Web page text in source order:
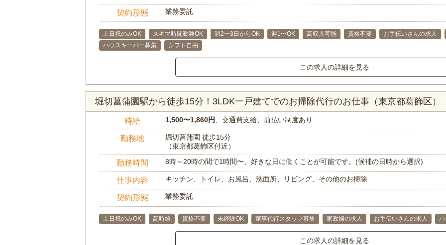
契約形態 業務委託
土日祝のみOK スキマ時間勤務OK 週2〜3日からOK 週1〜OK 高収入可能 資格不要
お手伝いさんの求人
ハウスキーパー募集
シフト自由
この求人の詳細を見る
堀切菖蒲園駅から徒歩15分！3LDK一戸建てでのお掃除代行のお仕事（東京都葛飾区）
時給 1,500〜1,860円 、交通費支給、前払い制度あり
勤務地
堀切菖蒲園 徒歩15分
（東京都葛飾区付近）
勤務時間 8時～20時の間で1時間〜、好きな日に働くことが可能です。(候補の日時から選択)
仕事内容 キッチン、トイレ、お風呂、洗面所、リビング、その他のお掃除
契約形態 業務委託
土日祝のみOK 高時給 資格不要 未経験OK 家事代行スタッフ募集 家政婦の求人 お手伝いさんの求人
この求人の詳細を見る